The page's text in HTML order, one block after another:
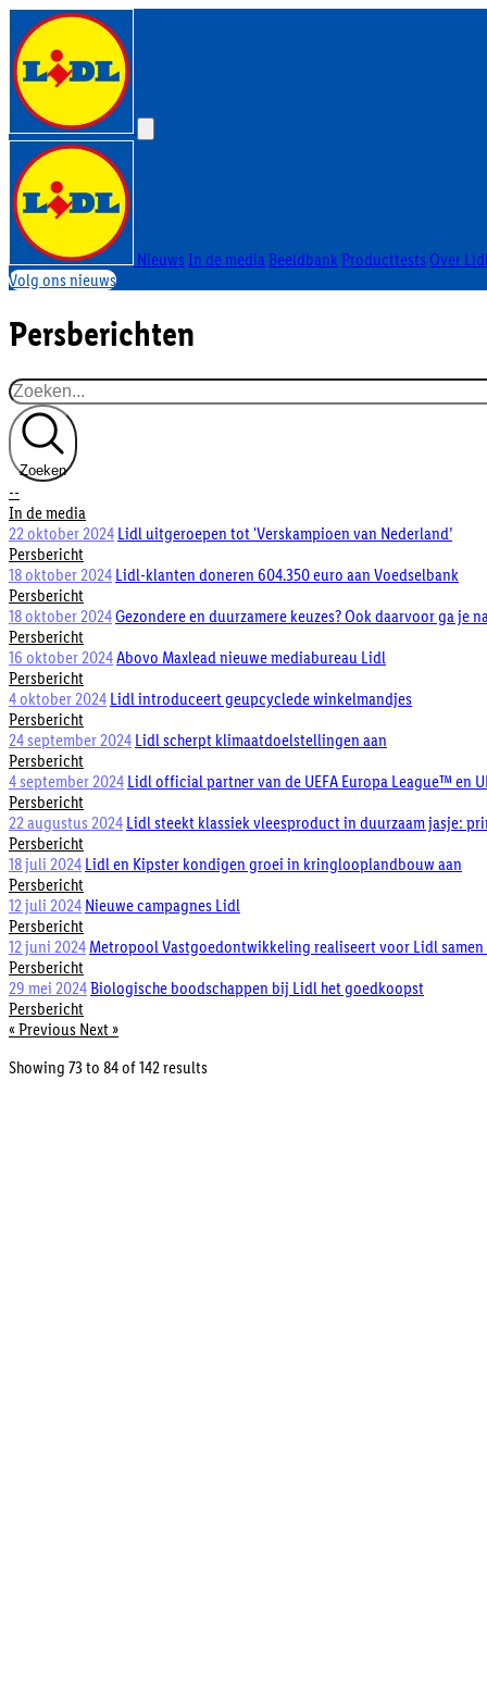
Nieuws In de mediaBeeldbank Producttests Over
Volg ons nieuws
Persberichten
Zoeken
--
In de media
22 oktober 2024 Lidl uitgeroepen tot 'Verskampioen van Nederland’
Persbericht
18 oktober 2024 Lidl-klanten doneren 604.350 euro aan Voedselbank
Persbericht
18 oktober 2024Gezondere en duurzamere keuzes? Ook daarvoor ga je
Persbericht
16 oktober 2024Abovo Maxlead nieuwe mediabureau Lidl
Persbericht
4 oktober 2024 Lidl introduceert geupcyclede winkelmandjes
Persbericht
24 september 2024 Lidl scherpt klimaatdoelstellingen aan
Persbericht
4 september 2024 Lidl official partner van de UEFA Europa League™ en
Persbericht
22 augustus 2024 Lidl steekt klassiek vleesproduct in duurzaam jasje:
Persbericht
18 juli 2024 Lidl en Kipster kondigen groei in kringlooplandbouw aan
Persbericht
12 juli 2024 Nieuwe campagnes Lidl
Persbericht
12 juni 2024 Metropool Vastgoedontwikkeling realiseert voor Lidl
Persbericht
29 mei 2024Biologische boodschappen bij Lidl het goedkoopst
Persbericht
« Previous Next »
Showing 73 to 84of142results